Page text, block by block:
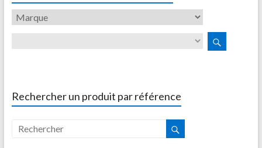
Rechercher un produit par référence